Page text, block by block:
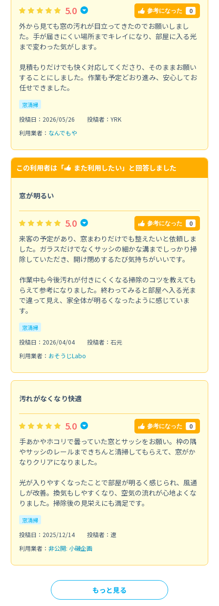
5.0 参考になった 0
外から見ても窓の汚れが目立ってきたのでお願いしまし
た。手が届きにくい場所までキレイになり、部屋に入る光
まで変わった気がします。
見積もりだけでも快く対応してくださり、そのままお願い
することにしました。作業も予定どおり進み、安心してお
任せできました。
窓清掃
投稿日：2026/05/26
投稿者：YRK
利用業者： なんでもや
この利用者は「 また利用したい」と回答しました
窓が明るい
5.0 参考になった 0
来客の予定があり、窓まわりだけでも整えたいと依頼しま
した。ガラスだけでなくサッシの細かな溝までしっかり掃
除していただき、開け閉めするたび気持ちがいいです。
作業中も今後汚れが付きにくくなる掃除のコツを教えても
らえて参考になりました。終わってみると部屋へ入る光ま
で違って見え、家全体が明るくなったように感じていま
す。
窓清掃
投稿日：2026/04/04
投稿者：石元
利用業者： おそうじLabo
汚れがなくなり快適
5.0 参考になった 0
手あかやホコリで曇っていた窓とサッシをお願い。枠の隅
やサッシのレールまできちんと清掃してもらえて、窓がか
なりクリアになりました。
光が入りやすくなったことで部屋が明るく感じられ、風通
しが改善。換気もしやすくなり、空気の流れが心地よくな
りました。掃除後の見栄えにも満足です。
窓清掃
投稿日：2025/12/14
投稿者：遼
利用業者： 非公開: 小磯企画
もっと見る